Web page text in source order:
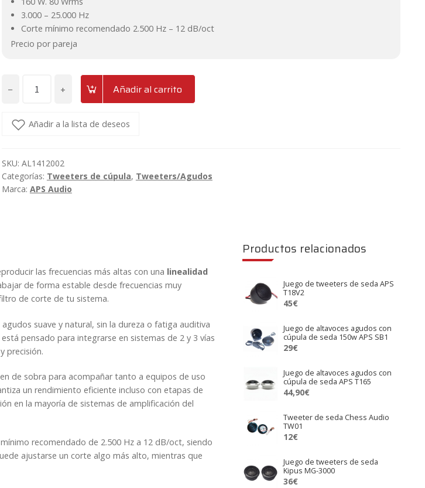
3.000 – 25.000 Hz
Corte mínimo recomendado 2.500 Hz – 12 dB/oct
Precio por pareja
−
agudos
APS
T28V2
cantidad
+ Añadir al carrito
Añadir a la lista de deseos
SKU: AL1412002
Categorías: Tweeters de cúpula, Tweeters/Agudos
Marca: APS Audio
las frecuencias más altas con una linealidad
de forma estable desde frecuencias muy
de corte de tu sistema.
suave y natural, sin la dureza o fatiga auditiva
pensado para integrarse en sistemas de 2 y 3 vías
precisión.
de sobra para acompañar tanto a equipos de uso
un rendimiento eficiente incluso con etapas de
en la mayoría de sistemas de amplificación del
recomendado de 2.500 Hz a 12 dB/oct, siendo
ajustarse un corte algo más alto, mientras que
Productos relacionados
Juego de tweeters de seda APS
T18V2
45€
Juego de altavoces agudos con
cúpula de seda 150w APS SB1
29€
Juego de altavoces agudos con
cúpula de seda APS T165
44,90€
Tweeter de seda Chess Audio
TW01
12€
Juego de tweeters de seda
Kipus MG-3000
36€